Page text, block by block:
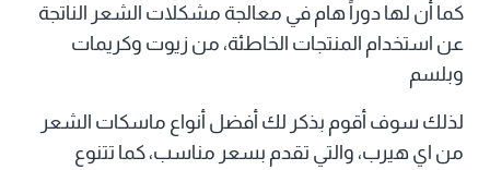
كما أن لها دوراً هام في معالجة مشكلات الشعر الناتجة
عن استخدام المنتجات الخاطئة، من زيوت وكريمات
وبلسم
لذلك سوف أقوم بذكر لك أفضل أنواع ماسكات الشعر
من اي هيرب، والتي تقدم بسعر مناسب، كما تتنوع